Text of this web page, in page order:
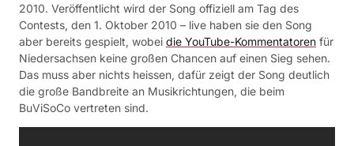
2010. Veröffentlicht wird der Song offiziell am Tag des
Contests, den 1. Oktober 2010 – live haben sie den Song
aber bereits gespielt, wobei die YouTube-Kommentatoren für
Niedersachsen keine großen Chancen auf einen Sieg sehen.
Das muss aber nichts heissen, dafür zeigt der Song deutlich
die große Bandbreite an Musikrichtungen, die beim
BuViSoCo vertreten sind.